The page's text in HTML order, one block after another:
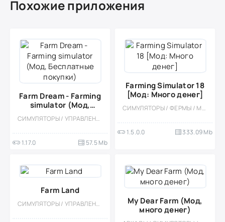
Похожие приложения
Farm Dream - Farming
simulator (Мод,
Бесплатные покупки)СИМУЛЯТОРЫ / УПРАВЛЕНИЕ / ФЕРМЫ / КАЗУАЛЬНЫЕ / ОДНОПОЛЬЗОВАТЕЛЬСКИЕ / СТИЛИЗАЦИЯ / ОФЛАЙН / МОД / ИЗОМЕТРИЯ / МАЛЕНЬКАЯ
1.17.0 57.5 Mb
Farming Simulator 18
[Мод: Много денег]
СИМУЛЯТОРЫ / ФЕРМЫ / МОД / КАЗУАЛЬНЫЕ / ОДНОПОЛЬЗОВАТЕЛЬСКИЕ / ОФЛАЙН / РЕАЛИЗМ / ВСТРОЕННЫЙ КЕШ / БЕЗ КЕША / ПЛАТНАЯ
1.5.0.0 333.09 Mb
Farm Land
СИМУЛЯТОРЫ / УПРАВЛЕНИЕ / ФЕРМЫ / КАЗУАЛЬНЫЕ / ОДНОПОЛЬЗОВАТЕЛЬСКИЕ / СТИЛИЗАЦИЯ / ОФЛАЙН / ДЛЯ ДЕТЕЙ / ИЗОМЕТРИЯ / МОД
My Dear Farm (Мод,
много денег)